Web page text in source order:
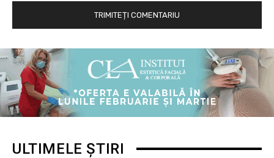
ULTIMELE ȘTIRI